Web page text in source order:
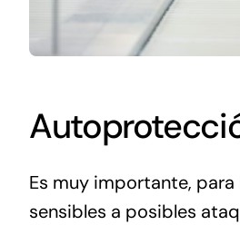
Es muy importante,
sensibles a posibles